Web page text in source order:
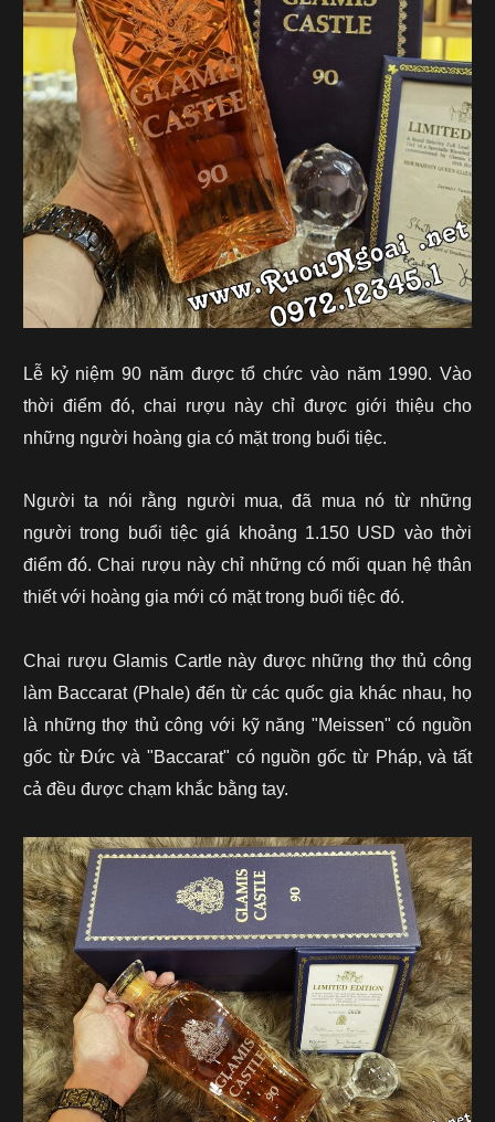
Lễ kỷ niệm 90 năm được tổ chức vào năm 1990. Vào
thời điểm đó, chai rượu này chỉ được giới thiệu cho
những người hoàng gia có mặt trong buổi tiệc.
Người ta nói rằng người mua, đã mua nó từ những
người trong buổi tiệc giá khoảng 1.150 USD vào thời
điểm đó. Chai rượu này chỉ những có mối quan hệ thân
thiết với hoàng gia mới có mặt trong buổi tiệc đó.
Chai rượu Glamis Cartle này được những thợ thủ công
làm Baccarat (Phale) đến từ các quốc gia khác nhau, họ
là những thợ thủ công với kỹ năng "Meissen" có nguồn
gốc từ Đức và "Baccarat" có nguồn gốc từ Pháp, và tất
cả đều được chạm khắc bằng tay.